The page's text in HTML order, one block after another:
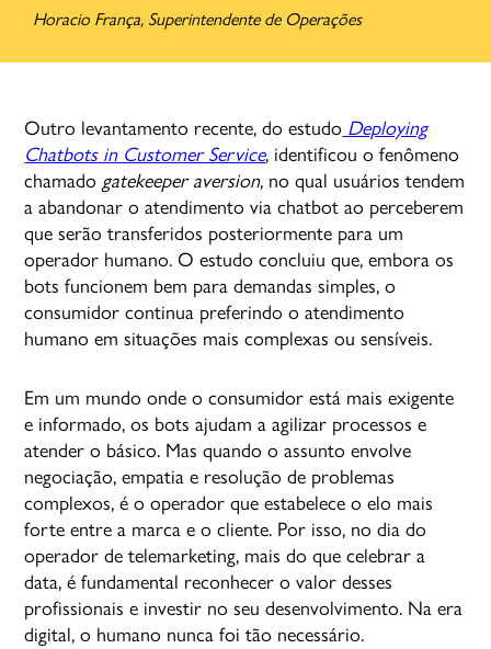
Horacio França, Superintendente de Operações
Outro levantamento recente, do estudo Deploying
Chatbots in Customer Service, identificou o fenômeno
chamado gatekeeper aversion, no qual usuários tendem
a abandonar o atendimento via chatbot ao perceberem
que serão transferidos posteriormente para um
operador humano. O estudo concluiu que, embora os
bots funcionem bem para demandas simples, o
consumidor continua preferindo o atendimento
humano em situações mais complexas ou sensíveis.
Em um mundo onde o consumidor está mais exigente
e informado, os bots ajudam a agilizar processos e
atender o básico. Mas quando o assunto envolve
negociação, empatia e resolução de problemas
complexos, é o operador que estabelece o elo mais
forte entre a marca e o cliente. Por isso, no dia do
operador de telemarketing, mais do que celebrar a
data, é fundamental reconhecer o valor desses
profissionais e investir no seu desenvolvimento. Na era
digital, o humano nunca foi tão necessário.